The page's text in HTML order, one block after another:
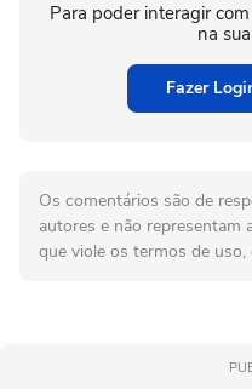
Para poder interagir
na
Fazer
Os comentários são de
autores e não representam
que viole os termos de uso,